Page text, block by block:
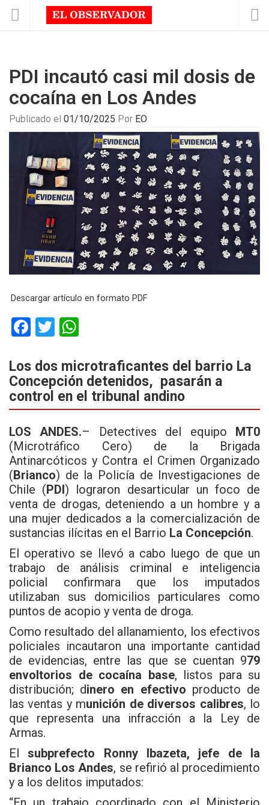
PDI incautó casi mil dosis de
cocaína en Los Andes
Publicado el 01/10/2025 Por EO
Descargar artículo en formato PDF
F
ce
b
o
k
T
tt
er
at
s
A
p
Los dos microtraficantes del barrio La
Concepción detenidos, pasarán a
control en el tribunal andino
LOS ANDES.– Detectives del equipo MT0
(Microtráfico Cero) de la Brigada
Antinarcóticos y Contra el Crimen Organizado
(Brianco) de la Policía de Investigaciones de
Chile (PDI) lograron desarticular un foco de
venta de drogas, deteniendo a un hombre y a
una mujer dedicados a la comercialización de
sustancias ilícitas en el Barrio La Concepción.
El operativo se llevó a cabo luego de que un
trabajo de análisis criminal e inteligencia
policial confirmara que los imputados
utilizaban sus domicilios particulares como
puntos de acopio y venta de droga.
Como resultado del allanamiento, los efectivos
policiales incautaron una importante cantidad
de evidencias, entre las que se cuentan 979
envoltorios de cocaína base, listos para su
distribución; dinero en efectivo producto de
las ventas y munición de diversos calibres, lo
que representa una infracción a la Ley de
Armas.
Elsubprefecto Ronny Ibazeta, jefe de la
Brianco Los Andes, se refirió al procedimiento
y a los delitos imputados: